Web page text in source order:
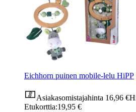
Eichhorn puinen mobile-lelu HiPP
Asiakasomistajahinta 16,96 €
Etukorttia:19,95 €